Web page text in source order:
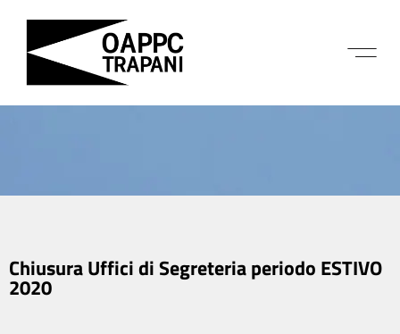
Chiusura Uffici di Segreteria periodo ESTIVO
2020